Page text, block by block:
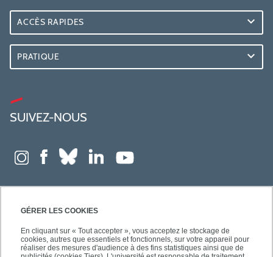
GÉRER LES COOKIES
En cliquant sur « Tout accepter », vous acceptez le stockage de
cookies, autres que essentiels et fonctionnels, sur votre appareil pour
réaliser des mesures d'audience à des fins statistiques ainsi que de
ACCÈS RAPIDES
PRATIQUE
SUIVEZ-NOUS